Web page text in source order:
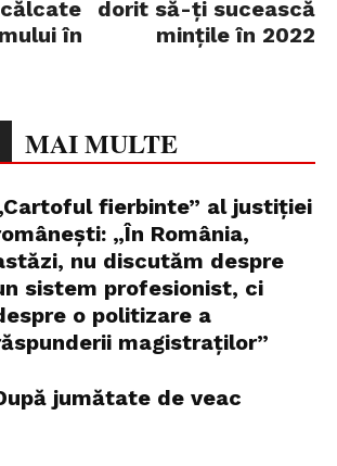
în
dorit să-ți sucească
mințile în 2022
MAI MULTE
fierbinte” al justiției
„În România,
nu discutăm despre
sistem profesionist, ci
o politizare a
magistraților”
jumătate de veac